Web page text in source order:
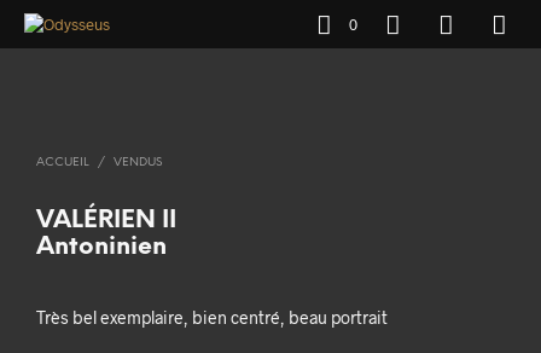
0
ACCUEIL / VENDUS
VALÉRIEN II
Antoninien
Très bel exemplaire, bien centré, beau portrait